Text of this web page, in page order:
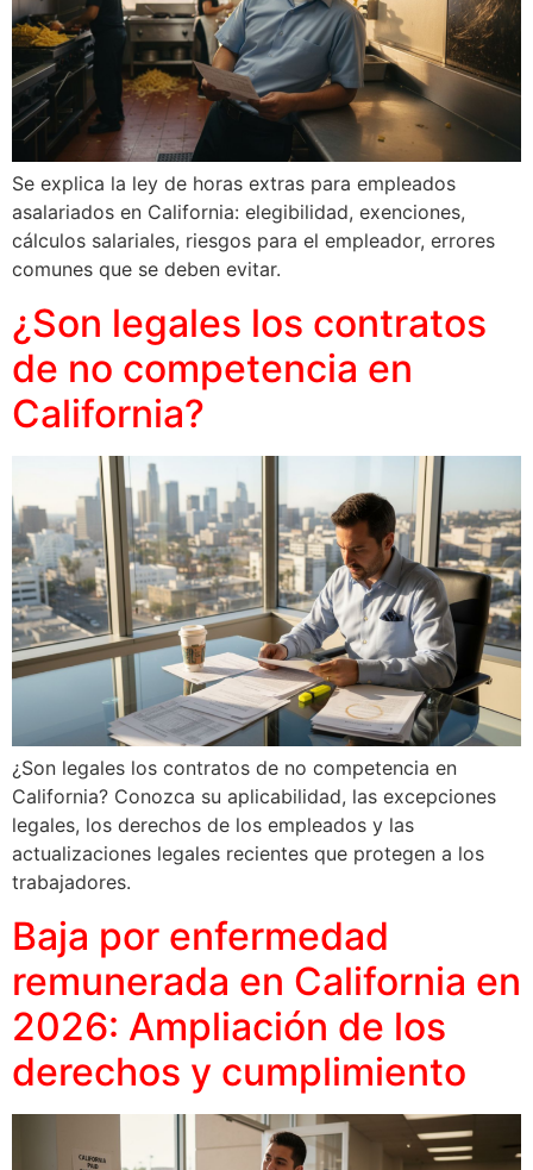
Se explica la ley de horas extras para empleados
asalariados en California: elegibilidad, exenciones,
cálculos salariales, riesgos para el empleador, errores
comunes que se deben evitar.
¿Son legales los contratos
de no competencia en
California?
¿Son legales los contratos de no competencia en
California? Conozca su aplicabilidad, las excepciones
legales, los derechos de los empleados y las
actualizaciones legales recientes que protegen a los
trabajadores.
Baja por enfermedad
remunerada en California en
2026: Ampliación de los
derechos y cumplimiento